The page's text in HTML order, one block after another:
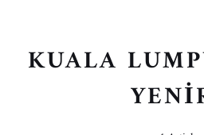
KUALA